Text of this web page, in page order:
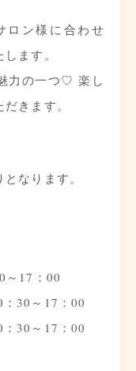
ロン様に合わせ
ます。
力の一つ♡ 楽し
きます。
なります。
17：00
30～17：00
30～17：00